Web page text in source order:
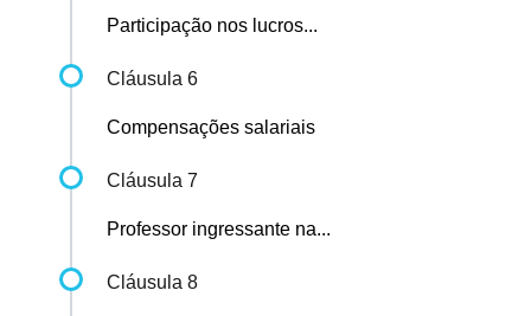
Participação nos lucros...
Cláusula 6
Compensações salariais
Cláusula 7
Professor ingressante na...
Cláusula 8